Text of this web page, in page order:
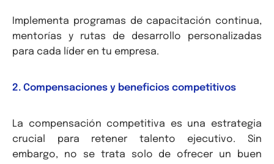
Implementa programas de capacitación continua,
mentorías y rutas de desarrollo personalizadas
para cada líder en tu empresa.
2. Compensaciones y beneficios competitivos
La compensación competitiva es una estrategia
crucial para retener talento ejecutivo. Sin
embargo, no se trata solo de ofrecer un buen